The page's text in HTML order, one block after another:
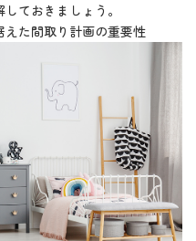
ておきましょう。
た間取り計画の重要性